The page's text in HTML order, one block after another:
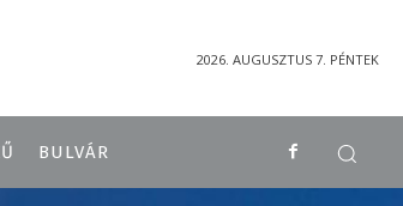
2026. AUGUSZTUS 7. PÉNTEK
BULVÁR